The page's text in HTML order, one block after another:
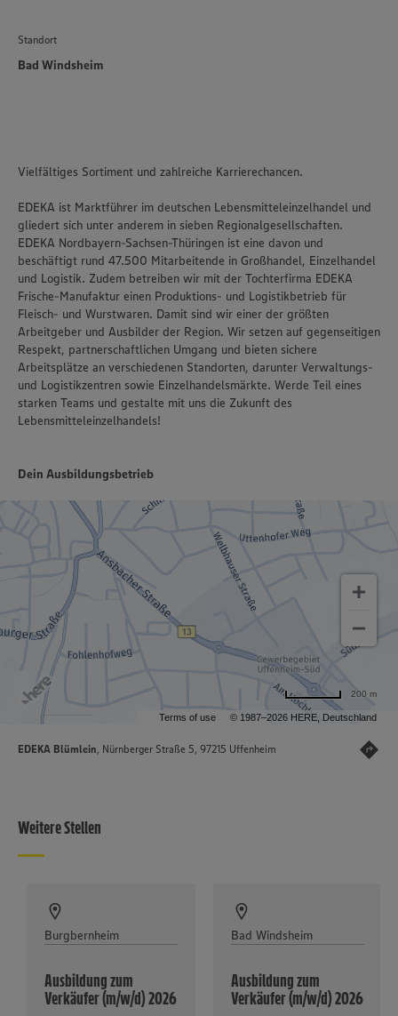
Standort
Bad Windsheim
Vielfältiges Sortiment und zahlreiche Karrierechancen.
EDEKA ist Marktführer im deutschen Lebensmitteleinzelhandel und
gliedert sich unter anderem in sieben Regionalgesellschaften.
EDEKA Nordbayern-Sachsen-Thüringen ist eine davon und
beschäftigt rund 47.500 Mitarbeitende in Großhandel, Einzelhandel
und Logistik. Zudem betreiben wir mit der Tochterfirma EDEKA
Frische-Manufaktur einen Produktions- und Logistikbetrieb für
Fleisch- und Wurstwaren. Damit sind wir einer der größten
Arbeitgeber und Ausbilder der Region. Wir setzen auf gegenseitigen
Respekt, partnerschaftlichen Umgang und bieten sichere
Arbeitsplätze an verschiedenen Standorten, darunter Verwaltungs-
und Logistikzentren sowie Einzelhandelsmärkte. Werde Teil eines
starken Teams und gestalte mit uns die Zukunft des
Lebensmitteleinzelhandels!
Dein Ausbildungsbetrieb
Terms of use © 1987–2026 HERE, Deutschland
200 m
EDEKA Blümlein, Nürnberger Straße 5, 97215 Uffenheim
Weitere Stellen
Burgbernheim
Ausbildung zum
Verkäufer (m/w/d) 2026
Bad Windsheim
Ausbildung zum
Verkäufer (m/w/d) 2026